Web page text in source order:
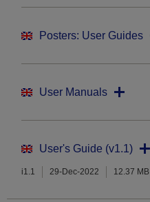
Posters: User Guides
User Manuals
User's Guide (v1.1)
i1.1 29-Dec-2022 12.37 MB